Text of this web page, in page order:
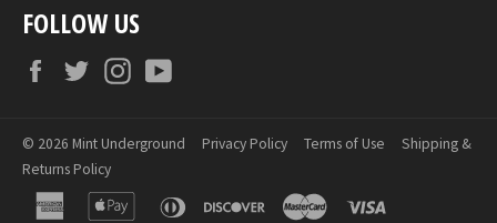
FOLLOW US
FacebookTwitterInstagram
© 2026 Mint Underground Privacy Policy Terms of Use
Shipping &
Returns Policy
american
apple
diners
discover master